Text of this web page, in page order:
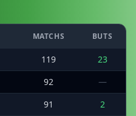
MATCHS BUTS
119
23
92
—
91
2